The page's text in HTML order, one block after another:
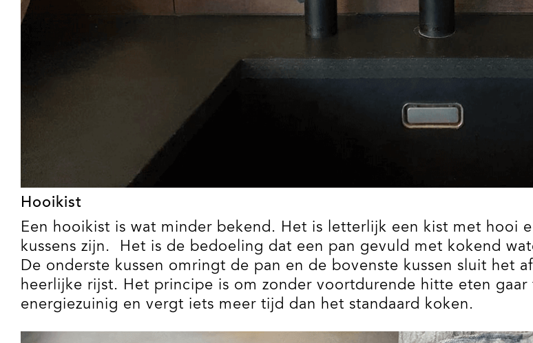
Hooikist
Een hooikist is wat minder bekend. Het is letterlijk een kist met hooi
kussens zijn.
Het is de bedoeling dat een pan gevuld met kokend
De onderste kussen omringt de pan en de bovenste kussen sluit het
heerlijke rijst. Het principe is om zonder voortdurende hitte eten
energiezuinig en vergt iets meer tijd dan het standaard koken.